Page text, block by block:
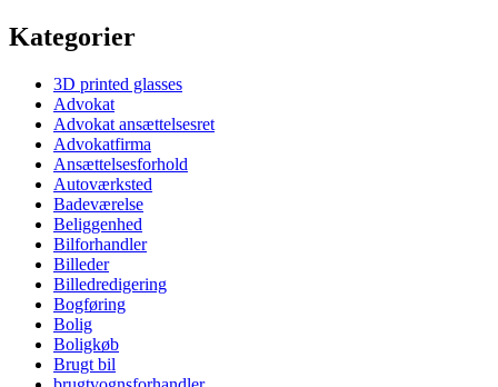
Kategorier
3D printed glasses
Advokat
Advokat ansættelsesret
Advokatfirma
Ansættelsesforhold
Autoværksted
Badeværelse
Beliggenhed
Bilforhandler
Billeder
Billedredigering
Bogføring
Bolig
Boligkøb
Brugt bil